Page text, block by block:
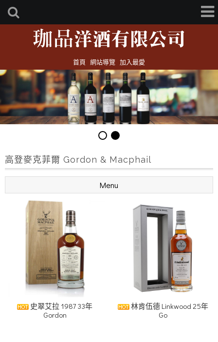
首頁 網站導覽 加入最愛
高登麥克菲爾 Gordon & Macphail
Menu
史翠艾拉 1987 33年
Gordon
林肯伍德 Linkwood 25年
Go